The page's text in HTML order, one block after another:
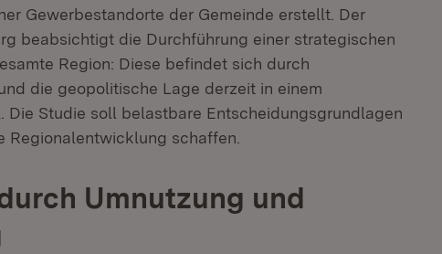
Gewerbestandorte der Gemeinde erstellt. Der
beabsichtigt die Durchführung einer strategischen
Region: Diese befindet sich durch
die geopolitische Lage derzeit in einem
Studie soll belastbare Entscheidungsgrundlagen
schaffen.
Umnutzung und